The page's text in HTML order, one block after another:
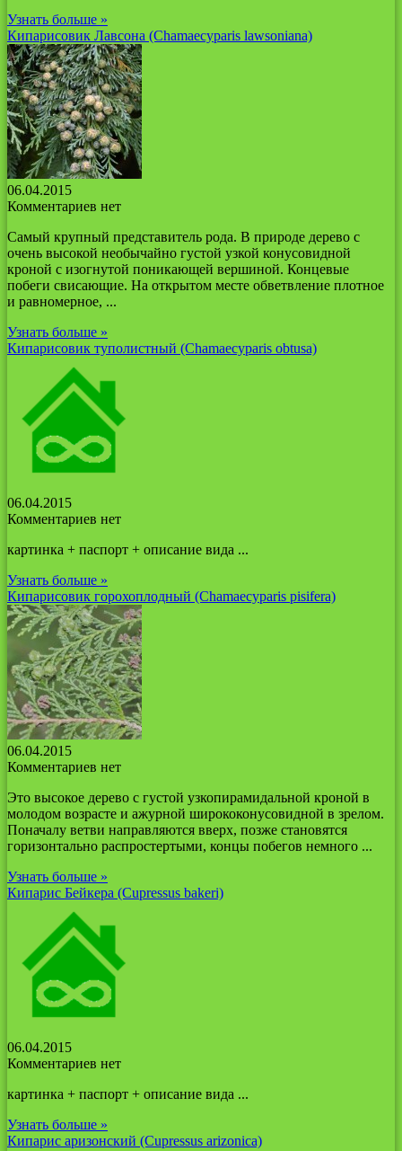
Узнать больше »
Кипарисовик Лавсона (Chamaecyparis lawsoniana)
06.04.2015
Комментариев нет
Самый крупный представитель рода. В природе дерево с
очень высокой необычайно густой узкой конусовидной
кроной с изогнутой поникающей вершиной. Концевые
побеги свисающие. На открытом месте обветвление плотное
и равномерное, ...
Узнать больше »
Кипарисовик туполистный (Chamaecyparis obtusa)
06.04.2015
Комментариев нет
картинка + паспорт + описание вида ...
Узнать больше »
Кипарисовик горохоплодный (Chamaecyparis pisifera)
06.04.2015
Комментариев нет
Это высокое дерево с густой узкопирамидальной кроной в
молодом возрасте и ажурной ширококонусовидной в зрелом.
Поначалу ветви направляются вверх, позже становятся
горизонтально распростертыми, концы побегов немного ...
Узнать больше »
Кипарис Бейкера (Cupressus bakeri)
06.04.2015
Комментариев нет
картинка + паспорт + описание вида ...
Узнать больше »
Кипарис аризонский (Cupressus arizonica)